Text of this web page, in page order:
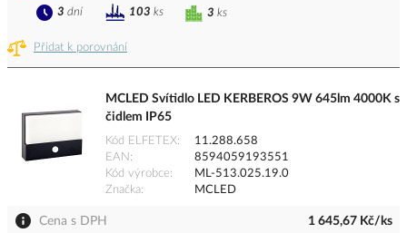
Přidat k porovnání
3 ks
3 dní 103 ks
MCLED Svítidlo LED KERBEROS 9W 645lm 4000K s
čidlem IP65
Kód ELFETEX
11.288.658
EAN
8594059193551
Kód výrobce
ML-513.025.19.0
Značka
MCLED
Cena s DPH 1 645,67 Kč/ks